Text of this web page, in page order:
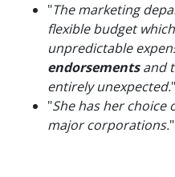
"The marketing
flexible budget
unpredictable
endorsementsand
entirely unexpected."
"She has her choice
major corporations."